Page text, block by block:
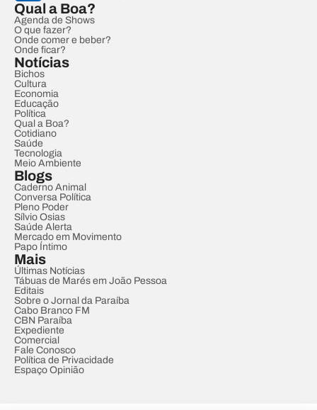
Qual a Boa?
Agenda de Shows
O que fazer?
Onde comer e beber?
Onde ficar?
Notícias
Bichos
Cultura
Economia
Educação
Política
Qual a Boa?
Cotidiano
Saúde
Tecnologia
Meio Ambiente
Blogs
Caderno Animal
Conversa Política
Pleno Poder
Sílvio Osias
Saúde Alerta
Mercado em Movimento
Papo Íntimo
Mais
Últimas Notícias
Tábuas de Marés em João Pessoa
Editais
Sobre o Jornal da Paraíba
Cabo Branco FM
CBN Paraíba
Expediente
Comercial
Fale Conosco
Política de Privacidade
Espaço Opinião